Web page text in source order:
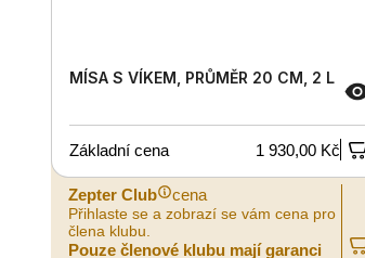
MÍSA S VÍKEM, PRŮMĚR 20 CM, 2 L
Základní cena 1 930,00 Kč
Zepter Club cena
Přihlaste se a zobrazí se vám cena pro
člena klubu.
Pouze členové klubu mají garanci